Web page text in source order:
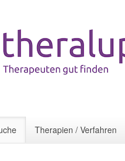
Therapien / Verfahren